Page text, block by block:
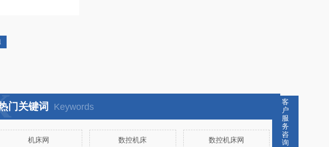
门关键词 Keywords
机床网 数控机床 数控机床网
客
户
服
务
咨
询